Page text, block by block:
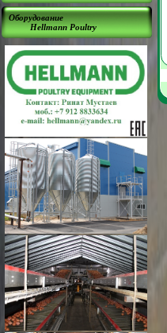
Оборудование
Hellmann Poultry